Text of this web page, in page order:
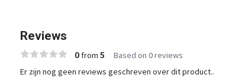
Reviews
0from 5 Based on 0 reviews
Er zijn nog geen reviews geschreven over dit product..